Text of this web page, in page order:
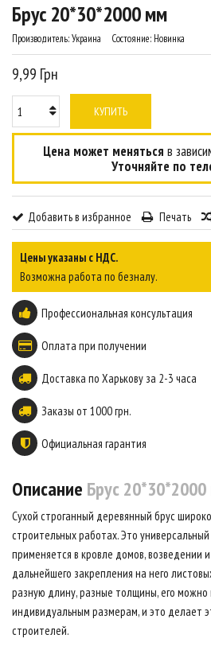
Брус 20*30*2000 мм
Производитель:Украина Состояние: Новинка
9,99 Грн
КУПИТЬ
Цена может меняться в
Уточняйте по
Добавить в избранное Печать
Цены указаны с НДС.
Возможна работа по безналу.
Профессиональная консультация
Оплата при получении
Доставка по Харькову за 2-3 часа
Заказы от 1000 грн.
Официальная гарантия
Описание Брус
Сухой строганный деревянный брус
строительных работах. Это
применяется в кровле домов, возведении
дальнейшего закрепления на него
разную длину, разные толщины, его можно
индивидуальным размерам, и это делает
строителей.